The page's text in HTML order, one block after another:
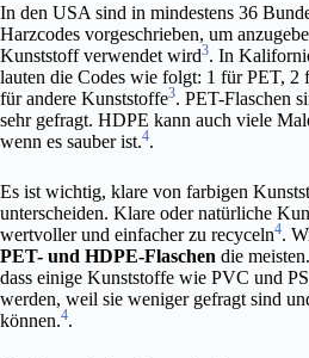
In den USA sind in mindestens 36
Harzcodes vorgeschrieben, um
Kunststoff verwendet wird3. In
lauten die Codes wie folgt: 1 für PET, 2
für andere Kunststoffe3. PET-Flaschen
sehr gefragt. HDPE kann auch viele
wenn es sauber ist.4.
Es ist wichtig, klare von farbigen
unterscheiden. Klare oder natürliche
wertvoller und einfacher zu recyceln4.
PET- und HDPE-Flaschen die
dass einige Kunststoffe wie PVC und
werden, weil sie weniger gefragt sind
können.4.